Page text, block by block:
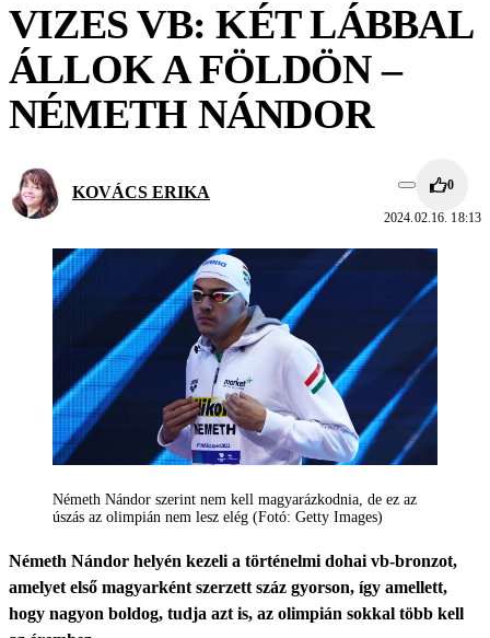
VIZES VB: KÉT LÁBBAL
ÁLLOK A FÖLDÖN –
NÉMETH NÁNDOR
KOVÁCS ERIKA 0
2024.02.16. 18:13
Németh Nándor szerint nem kell magyarázkodnia, de ez az
úszás az olimpián nem lesz elég (Fotó: Getty Images)
Németh Nándor helyén kezeli a történelmi dohai vb-bronzot,
amelyet első magyarként szerzett száz gyorson, így amellett,
hogy nagyon boldog, tudja azt is, az olimpián sokkal több kell